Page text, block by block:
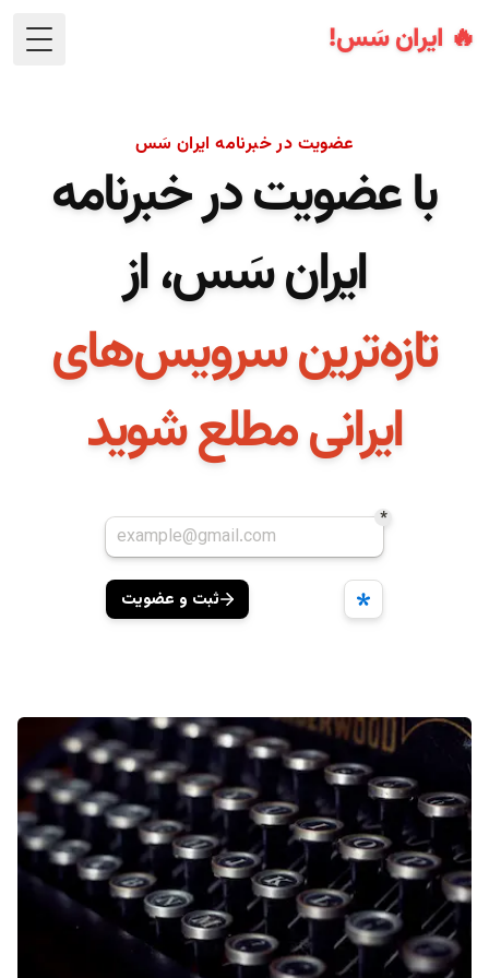
🔥 ایران سَس!
عضویت در خبرنامه ایران سَس
با عضویت در خبرنامه
ایران سَس، از
تازه‌ترین سرویس‌های
ایرانی مطلع شوید